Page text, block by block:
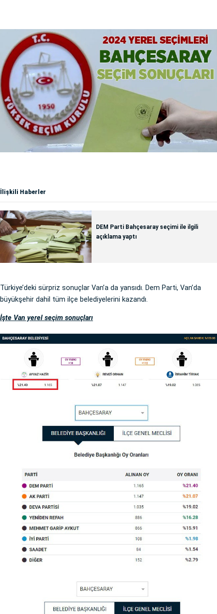
İlişkili Haberler
DEM Parti Bahçesaray seçimi ile ilgili
açıklama yaptı
Türkiye’deki sürpriz sonuçlar Van’a da yansıdı. Dem Parti, Van’da
büyükşehir dahil tüm ilçe belediyelerini kazandı.
İşte Van yerel seçim sonuçları